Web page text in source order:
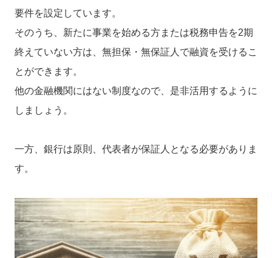
要件を設定しています。
そのうち、新たに事業を始める方または税務申告を2期
終えていない方は、無担保・無保証人で融資を受けるこ
とができます。
他の金融機関にはない制度なので、是非活用するように
しましょう。
一方、銀行は原則、代表者が保証人となる必要がありま
す。